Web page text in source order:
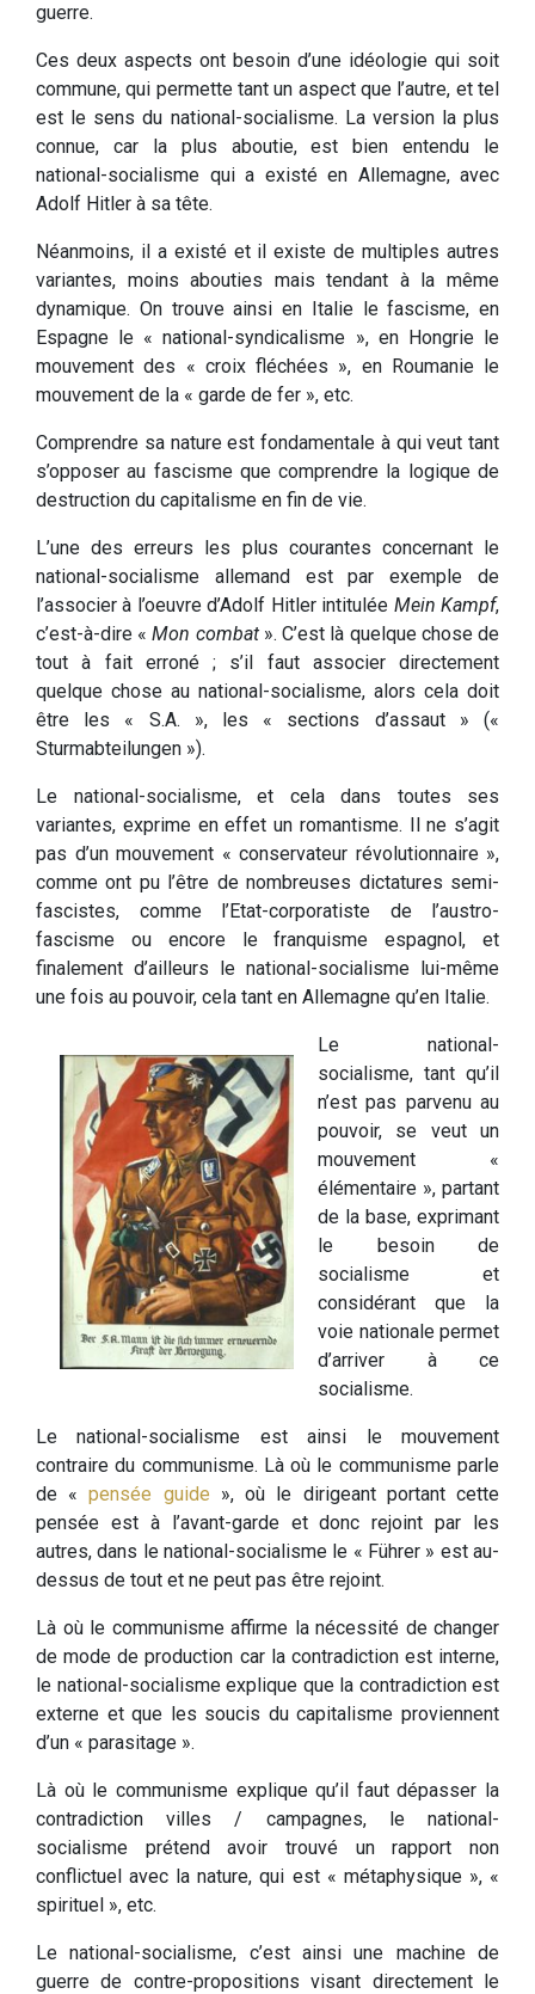
guerre.
Ces deux aspects ont besoin d’une idéologie qui soit
commune, qui permette tant un aspect que l’autre, et tel
est le sens du national-socialisme. La version la plus
connue, car la plus aboutie, est bien entendu le
national-socialisme qui a existé en Allemagne, avec
Adolf Hitler à sa tête.
Néanmoins, il a existé et il existe de multiples autres
variantes, moins abouties mais tendant à la même
dynamique. On trouve ainsi en Italie le fascisme, en
Espagne le « national-syndicalisme », en Hongrie le
mouvement des « croix fléchées », en Roumanie le
mouvement de la « garde de fer », etc.
Comprendre sa nature est fondamentale à qui veut tant
s’opposer au fascisme que comprendre la logique de
destruction du capitalisme en fin de vie.
L’une des erreurs les plus courantes concernant le
national-socialisme allemand est par exemple de
l’associer à l’oeuvre d’Adolf Hitler intitulée Mein Kampf,
c’est-à-dire «Mon combat». C’est là quelque chose de
tout à fait erroné ; s’il faut associer directement
quelque chose au national-socialisme, alors cela doit
être les « S.A. », les « sections d’assaut » («
Sturmabteilungen »).
Le national-socialisme, et cela dans toutes ses
variantes, exprime en effet un romantisme. Il ne s’agit
pas d’un mouvement « conservateur révolutionnaire »,
comme ont pu l’être de nombreuses dictatures semi-
fascistes, comme l’Etat-corporatiste de l’austro-
fascisme ou encore le franquisme espagnol, et
finalement d’ailleurs le national-socialisme lui-même
une fois au pouvoir, cela tant en Allemagne qu’en Italie.
Le national-
socialisme, tant qu’il
n’est pas parvenu au
pouvoir, se veut un
mouvement «
élémentaire », partant
de la base, exprimant
le besoin de
socialisme et
considérant que la
voie nationale permet
d’arriver à ce
socialisme.
Le national-socialisme est ainsi le mouvement
contraire du communisme. Là où le communisme parle
de «pensée guide », où le dirigeant portant cette
pensée est à l’avant-garde et donc rejoint par les
autres, dans le national-socialisme le « Führer » est au-
dessus de tout et ne peut pas être rejoint.
Là où le communisme affirme la nécessité de changer
de mode de production car la contradiction est interne,
le national-socialisme explique que la contradiction est
externe et que les soucis du capitalisme proviennent
d’un « parasitage ».
Là où le communisme explique qu’il faut dépasser la
contradiction villes / campagnes, le national-
socialisme prétend avoir trouvé un rapport non
conflictuel avec la nature, qui est « métaphysique », «
spirituel », etc.
Le national-socialisme, c’est ainsi une machine de
guerre de contre-propositions visant directement le